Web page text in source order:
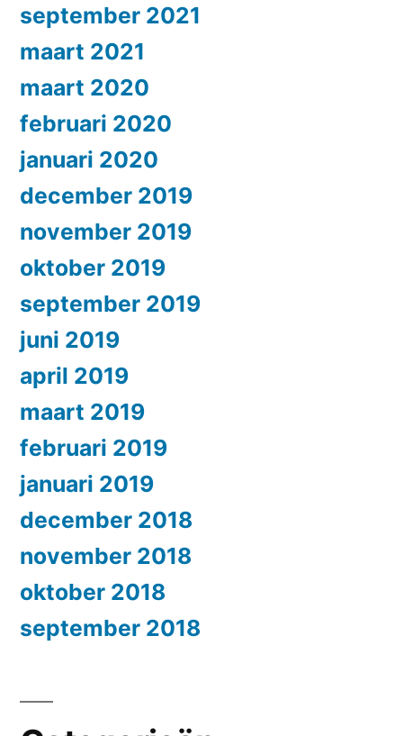
september 2021
maart 2021
maart 2020
februari 2020
januari 2020
december 2019
november 2019
oktober 2019
september 2019
juni 2019
april 2019
maart 2019
februari 2019
januari 2019
december 2018
november 2018
oktober 2018
september 2018